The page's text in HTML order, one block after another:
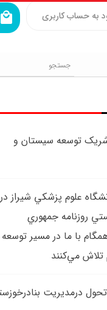
به حساب کاربری
شريک توسعه سيستان و
علوم پزشکي شيراز در
روزنامه جمهوري
با ما در مسير
تلاش مي‌کنند
درمديريت